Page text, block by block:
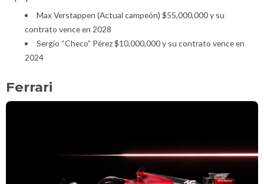
Max Verstappen (Actual campeón) $55,000,000 y su
contrato vence en 2028
Sergio “Checo” Pérez $10,000,000 y su contrato vence en
2024
Ferrari